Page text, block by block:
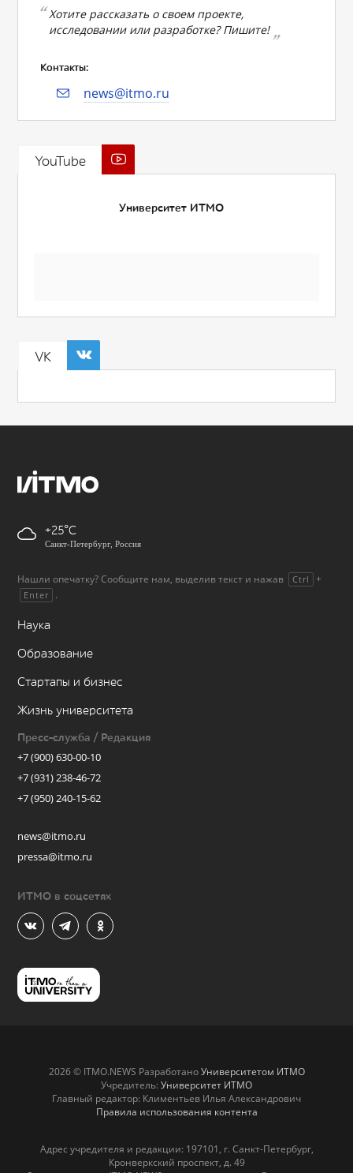
Хотите рассказать о своем проекте,
исследовании или разработке? Пишите!
Контакты:
news@itmo.ru
YouTube
Университет ИТМО
VK
+25
Санкт-Петербург, Россия
Нашли опечатку? Сообщите нам, выделив текст и нажав Ctrl +
Enter .
Наука
Образование
Стартапы и бизнес
Жизнь университета
Пресс-служба / Редакция
+7 (900) 630-00-10
+7 (931) 238-46-72
+7 (950) 240-15-62
news@itmo.ru
pressa@itmo.ru
ИТМО в соцсетях
2026 © ITMO.NEWS РазработаноУниверситетом ИТМО
Учредитель: Университет ИТМО
Главный редактор: Климентьев Илья Александрович
Правила использования контента
Адрес учредителя и редакции: 197101, г. Санкт-Петербург,
Кронверкский проспект, д. 49